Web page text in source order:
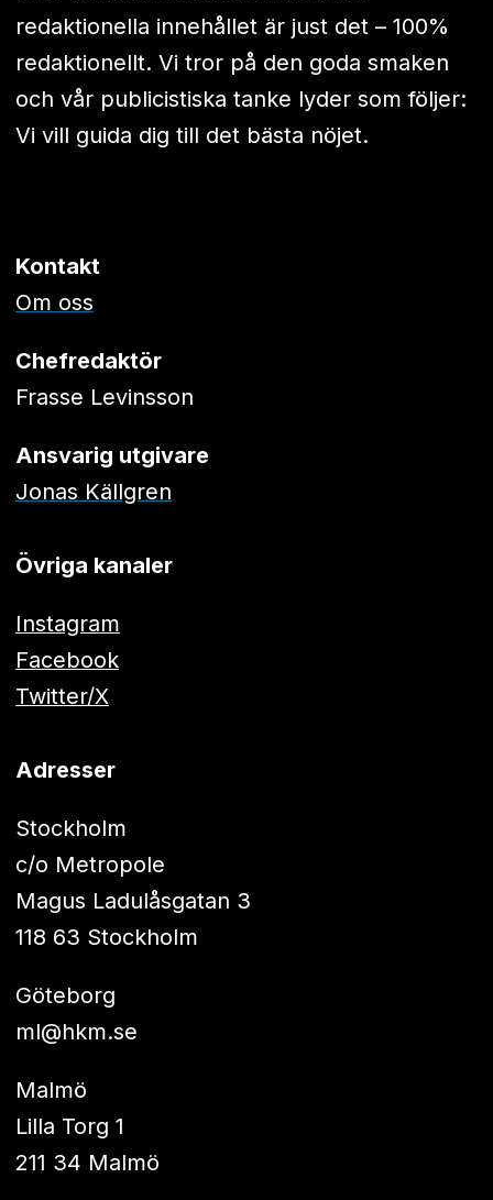
redaktionella innehållet är just det – 100%
redaktionellt. Vi tror på den goda smaken
och vår publicistiska tanke lyder som följer:
Vi vill guida dig till det bästa nöjet.
Kontakt
Om oss
Chefredaktör
Frasse Levinsson
Ansvarig utgivare
Jonas Källgren
Övriga kanaler
Instagram
Facebook
Twitter/X
Adresser
Stockholm
c/o Metropole
Magus Ladulåsgatan 3
118 63 Stockholm
Göteborg
ml@hkm.se
Malmö
Lilla Torg 1
211 34 Malmö